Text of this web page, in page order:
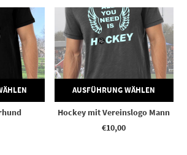
AUSFÜHRUNG WÄHLEN
Dieses Produkt weist mehrere Varianten auf. Die Optionen können auf der Produktseite gewählt werden
Hockey mit Vereinslogo Mann
€10,00